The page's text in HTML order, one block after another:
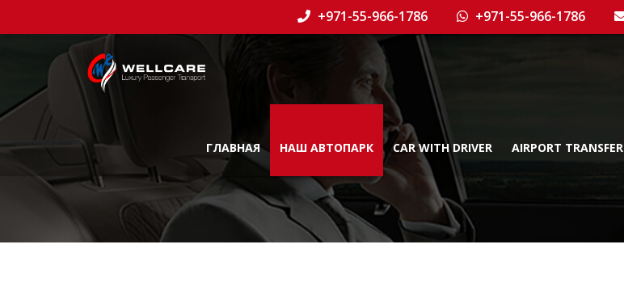
+971-55-966-1786 +971-55-966-1786
ГЛАВНАЯ НАШ АВТОПАРК CAR WITH DRIVER AIRPORT TRANSFER